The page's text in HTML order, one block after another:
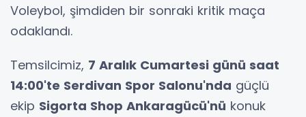
Voleybol, şimdiden bir sonraki kritik maça
odaklandı.
Temsilcimiz, 7 Aralık Cumartesi günü saat
14:00'te Serdivan Spor Salonu'nda güçlü
ekip Sigorta Shop Ankaragücü'nü konuk